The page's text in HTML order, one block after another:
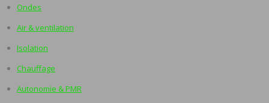
Ondes
Air & ventilation
Isolation
Chauffage
Autonomie & PMR